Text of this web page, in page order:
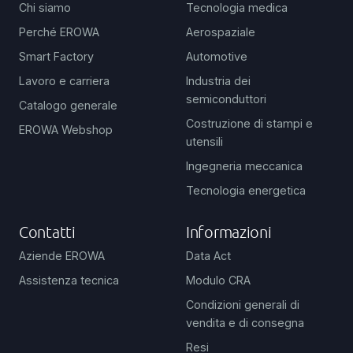
Chi siamo
Perché EROWA
Smart Factory
Lavoro e carriera
Catalogo generale
EROWA Webshop
Tecnologia medica
Aerospaziale
Automotive
Industria dei
semiconduttori
Costruzione di stampi e
utensili
Ingegneria meccanica
Tecnologia energetica
Contatti
Aziende EROWA
Assistenza tecnica
Informazioni
Data Act
Modulo CRA
Condizioni generali di
vendita e di consegna
Resi